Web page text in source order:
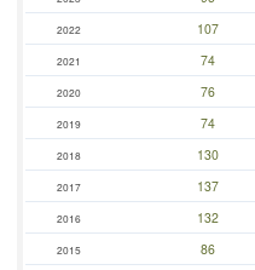
2022 107
2021 74
2020 76
2019 74
2018 130
2017 137
2016 132
2015 86